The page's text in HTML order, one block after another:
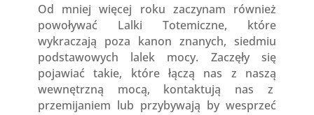
Od mniej więcej roku zaczynam również
powoływać Lalki Totemiczne, które
wykraczają poza kanon znanych, siedmiu
podstawowych lalek mocy. Zaczęły się
pojawiać takie, które łączą nas z naszą
wewnętrzną mocą, kontaktują nas z
przemijaniem lub przybywają by wesprzeć